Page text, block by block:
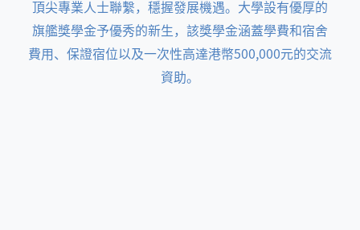
頂尖專業人士聯繫，穩握發展機遇。大學設有優厚的
旗艦獎學金予優秀的新生，該獎學金涵蓋學費和宿舍
費用、保證宿位以及一次性高達港幣500,000元的交流
資助。